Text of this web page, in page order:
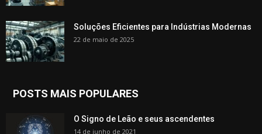
Soluções Eficientes para Indústrias Modernas
22 de maio de 2025
POSTS MAIS POPULARES
O Signo de Leão e seus ascendentes
14 de junho de 2021